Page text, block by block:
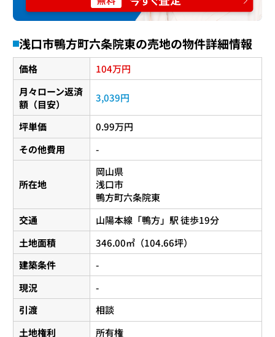
浅口市鴨方町六条院東の売地の物件詳細情報
価格 104万円
月々ローン返済
額（目安）
3,039円
坪単価
0.99万円
その他費用
-
所在地
岡山県
浅口市
鴨方町六条院東
交通
山陽本線 「鴨方」駅 徒歩19分
土地面積
346.00㎡（104.66坪）
建築条件
-
現況
-
引渡
相談
土地権利
所有権